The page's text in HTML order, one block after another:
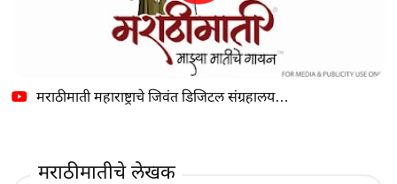
मराठीमाती महाराष्ट्राचे जिवंत डिजिटल संग्रहालय…
मराठीमातीचे लेखक